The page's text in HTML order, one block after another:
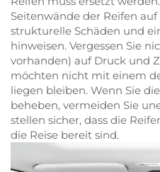
Seitenwände der Reifen
strukturelle Schäden und
hinweisen. Vergessen Sie
vorhanden) auf Druck und
möchten nicht mit einem
liegen bleiben. Wenn Sie
beheben, vermeiden Sie
stellen sicher, dass die
die Reise bereit sind.